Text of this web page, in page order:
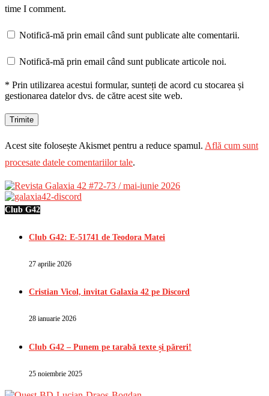
time I comment.
Notifică-mă prin email când sunt publicate alte comentarii.
Notifică-mă prin email când sunt publicate articole noi.
* Prin utilizarea acestui formular, sunteți de acord cu stocarea și
gestionarea datelor dvs. de către acest site web.
Acest site folosește Akismet pentru a reduce spamul. Află cum sunt
procesate datele comentariilor tale.
Club G42
Club G42: E-51741 de Teodora Matei
27 aprilie 2026
Cristian Vicol, invitat Galaxia 42 pe Discord
28 ianuarie 2026
Club G42 – Punem pe tarabă texte și păreri!
25 noiembrie 2025